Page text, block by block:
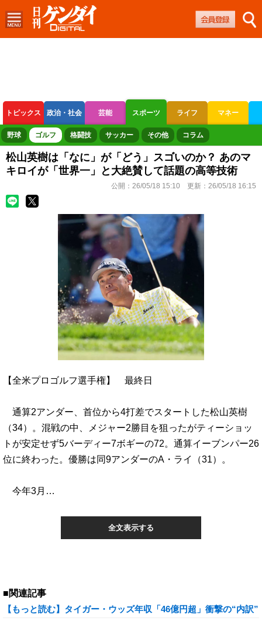
トピックス 政治・社会 芸能 スポーツ ライフ マネー
ボートレース 競輪 オートレース
野球 ゴルフ 格闘技 サッカー その他 コラム
松山英樹は「なに」が「どう」スゴいのか？ あのマ
キロイが「世界一」と大絶賛して話題の高等技術
公開： 26/05/18 15:10 更新： 26/05/18 16:15
【全米プロゴルフ選手権】 最終日
通算2アンダー、首位から4打差でスタートした松山英樹
（34）。混戦の中、メジャー2勝目を狙ったがティーショッ
トが安定せず5バーディー7ボギーの72。通算イーブンパー26
位に終わった。優勝は同9アンダーのA・ライ（31）。
今年3月…
全文表示する
■関連記事
【もっと読む】タイガー・ウッズ年収「46億円超」衝撃の“内訳”